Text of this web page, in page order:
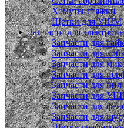
Хомуты-стяжки
Щетки для УШМ
Запчасти для
Запчасти для
Запчасти для
Запчасти для
Запчасти для
Запчасти для пил
Запчасти для
Запчасти для
Запчасти для